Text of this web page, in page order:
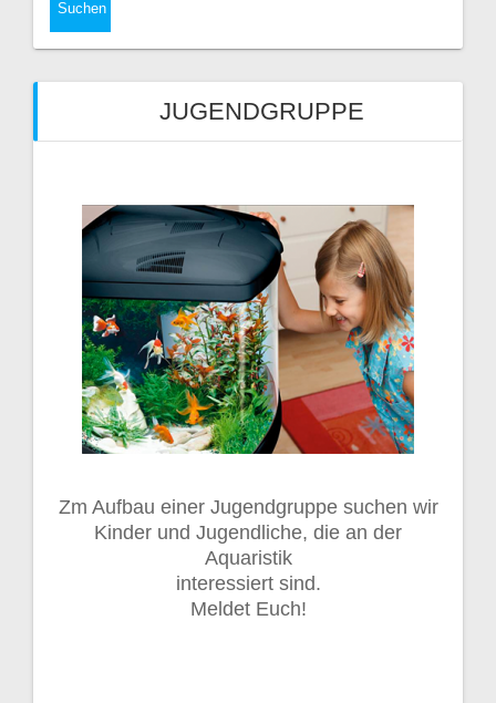
JUGENDGRUPPE
Zm Aufbau einer Jugendgruppe suchen wir
Kinder und Jugendliche, die an der
Aquaristik
interessiert sind.
Meldet Euch!